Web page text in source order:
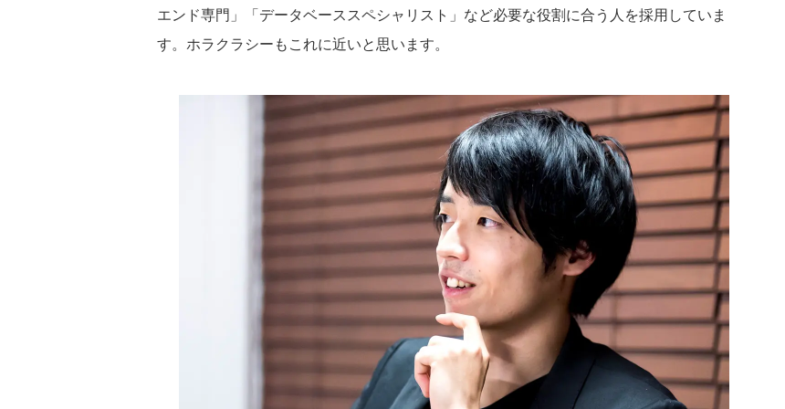
エンド専門」「データベーススペシャリスト」など必要な役割に合う人を採用していま
す。ホラクラシーもこれに近いと思います。